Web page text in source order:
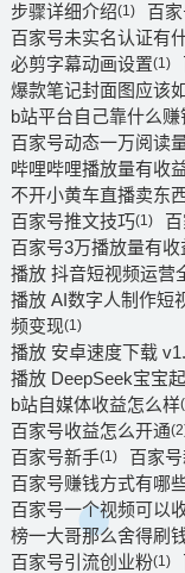
步骤详细介绍(1) 百
百家号未实名认证有
必剪字幕动画设置(1)
爆款笔记封面图应该
b站平台自己靠什么赚
百家号动态一万阅读
哔哩哔哩播放量有收
不开小黄车直播卖东
百家号推文技巧(1)
百家号3万播放量有收
播放 抖音短视频运营
播放 AI数字人制作短
频变现(1)
播放 安卓速度下载
播放 DeepSeek宝宝
b站自媒体收益怎么样
百家号收益怎么开通
百家号新手(1) 百家
百家号赚钱方式有哪
百家号一个视频可以
榜一大哥那么舍得刷
百家号引流创业粉(1)